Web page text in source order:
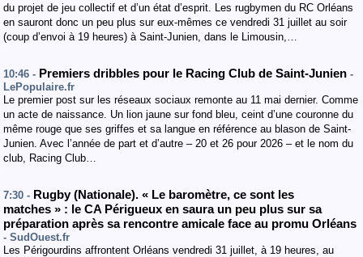
du projet de jeu collectif et d’un état d’esprit. Les rugbymen du RC Orléans
en sauront donc un peu plus sur eux-mêmes ce vendredi 31 juillet au soir
(coup d’envoi à 19 heures) à Saint-Junien, dans le Limousin,…
10:46 - Premiers dribbles pour le Racing Club de Saint-Junien -
LePopulaire.fr
Le premier post sur les réseaux sociaux remonte au 11 mai dernier. Comme
un acte de naissance. Un lion jaune sur fond bleu, ceint d’une couronne du
même rouge que ses griffes et sa langue en référence au blason de Saint-
Junien. Avec l’année de part et d’autre – 20 et 26 pour 2026 – et le nom du
club, Racing Club…
7:30 - Rugby (Nationale). « Le baromètre, ce sont les
matches » : le CA Périgueux en saura un peu plus sur sa
préparation après sa rencontre amicale face au promu Orléans
- SudOuest.fr
Les Périgourdins affrontent Orléans vendredi 31 juillet, à 19 heures, au